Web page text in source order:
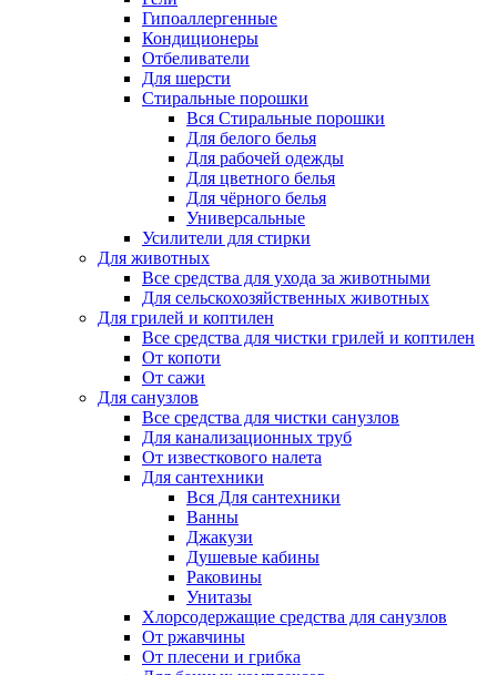
Гипоаллергенные
Кондиционеры
Отбеливатели
Для шерсти
Стиральные порошки
Вся Стиральные порошки
Для белого белья
Для рабочей одежды
Для цветного белья
Для чёрного белья
Универсальные
Усилители для стирки
Для животных
Все средства для ухода за животными
Для сельскохозяйственных животных
Для грилей и коптилен
Все средства для чистки грилей и коптилен
От копоти
От сажи
Для санузлов
Все средства для чистки санузлов
Для канализационных труб
От известкового налета
Для сантехники
Вся Для сантехники
Ванны
Джакузи
Душевые кабины
Раковины
Унитазы
Хлорсодержащие средства для санузлов
От ржавчины
От плесени и грибка